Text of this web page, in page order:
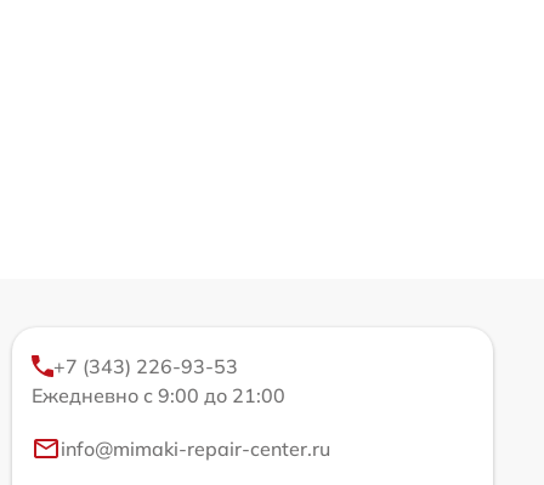
+7 (343) 226-93-53
Ежедневно с 9:00 до 21:00
info@mimaki-repair-center.ru